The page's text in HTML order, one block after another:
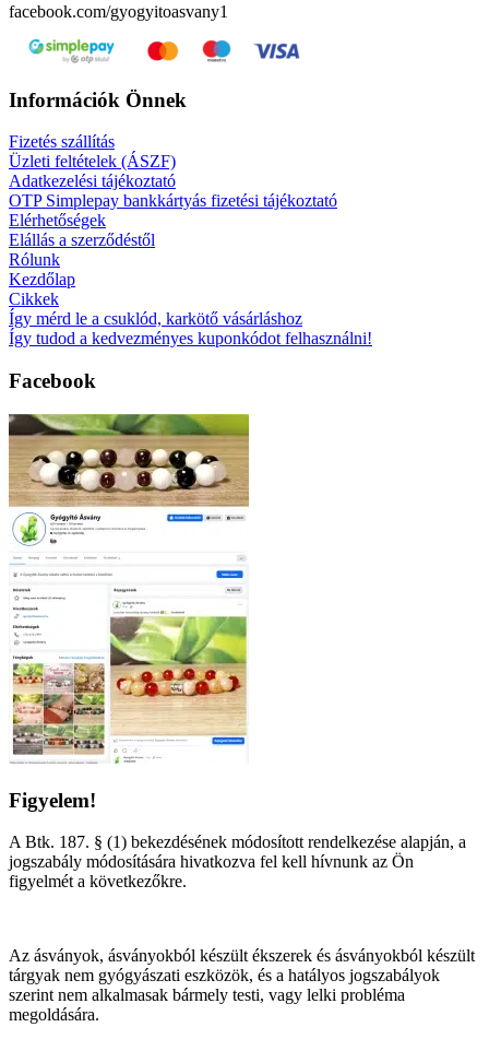
facebook.com/gyogyitoasvany1
Információk Önnek
Fizetés szállítás
Üzleti feltételek (ÁSZF)
Adatkezelési tájékoztató
OTP Simplepay bankkártyás fizetési tájékoztató
Elérhetőségek
Elállás a szerződéstől
Rólunk
Kezdőlap
Cikkek
Így mérd le a csuklód, karkötő vásárláshoz
Így tudod a kedvezményes kuponkódot felhasználni!
Facebook
Figyelem!
A Btk. 187. § (1) bekezdésének módosított rendelkezése alapján, a
jogszabály módosítására hivatkozva fel kell hívnunk az Ön
figyelmét a következőkre.
Az ásványok, ásványokból készült ékszerek és ásványokból készült
tárgyak nem gyógyászati eszközök, és a hatályos jogszabályok
szerint nem alkalmasak bármely testi, vagy lelki probléma
megoldására.